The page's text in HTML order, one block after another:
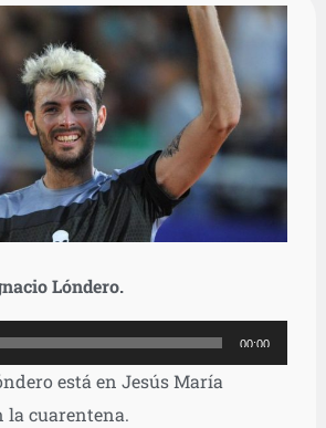
Lóndero.
00:00
está en Jesús María
la cuarentena.